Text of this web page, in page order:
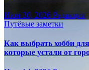
Июн 30, 2026 Редакция
Путёвые заметки
Как выбрать хобби
которые устали от